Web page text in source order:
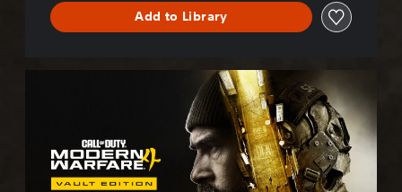
Add to Library